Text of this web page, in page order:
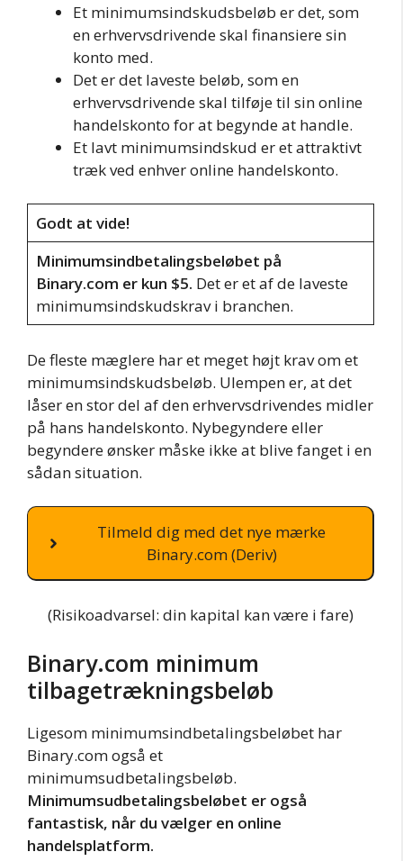
Et minimumsindskudsbeløb er det, som
en erhvervsdrivende skal finansiere sin
konto med.
Det er det laveste beløb, som en
erhvervsdrivende skal tilføje til sin online
handelskonto for at begynde at handle.
Et lavt minimumsindskud er et attraktivt
træk ved enhver online handelskonto.
Godt at vide!
Minimumsindbetalingsbeløbet på
Binary.com er kun $5. Det er et af de laveste
minimumsindskudskrav i branchen.
De fleste mæglere har et meget højt krav om et
minimumsindskudsbeløb. Ulempen er, at det
låser en stor del af den erhvervsdrivendes midler
på hans handelskonto. Nybegyndere eller
begyndere ønsker måske ikke at blive fanget i en
sådan situation.
Tilmeld dig med det nye mærke
Binary.com (Deriv)
(Risikoadvarsel: din kapital kan være i fare)
Binary.com minimum
tilbagetrækningsbeløb
Ligesom minimumsindbetalingsbeløbet har
Binary.com også et
minimumsudbetalingsbeløb.
Minimumsudbetalingsbeløbet er også
fantastisk, når du vælger en online
handelsplatform.